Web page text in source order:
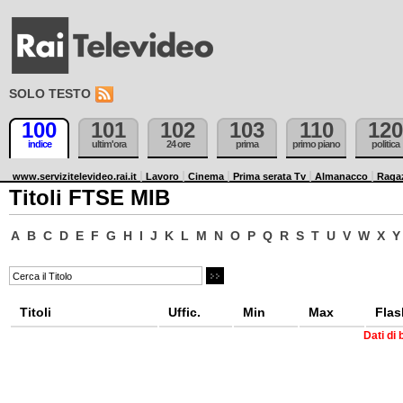
SOLO TESTO
100
indice
101
ultim'ora
102
24 ore
103
prima
110
primo piano
120
politica
www.servizitelevideo.rai.it Lavoro Cinema Prima serata Tv Almanacco
Titoli FTSE MIB
A B C D E F G H I J K L M N O P Q R S T U V W X Y
Titoli Uffic. Min Max
Dati di